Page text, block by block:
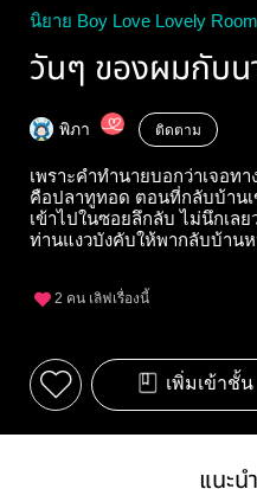
นิยาย Boy Love Lovely Room
วันๆ ของผมกับน
พิภา ติดตาม
เพราะคำทำนายบอกว่าเจอท
คือปลาทูทอด ตอนที่กลับบ้านเ
เข้าไปในซอยลึกลับ ไม่นึกเล
ท่านแงวบังคับให้พากลับบ้าน
2 คน เลิฟเรื่องนี้
เพิ่มเข้าชั้น
แนะน